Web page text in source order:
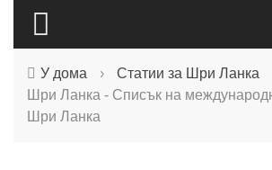
У дома › Статии за Шри Ланка
Шри Ланка - Списък на
Шри Ланка